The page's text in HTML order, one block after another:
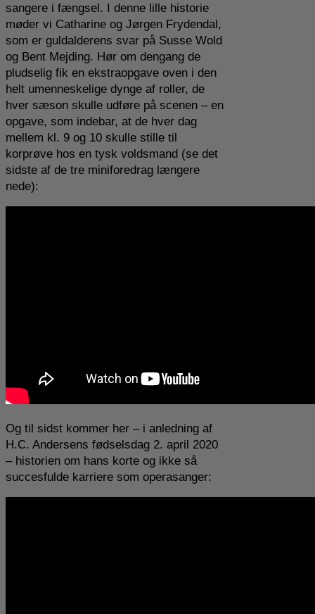
sangere i fængsel. I denne lille historie
møder vi Catharine og Jørgen Frydendal,
som er guldalderens svar på Susse Wold
og Bent Mejding. Hør om dengang de
pludselig fik en ekstraopgave oven i den
helt umenneskelige dynge af roller, de
hver sæson skulle udføre på scenen – en
opgave, som indebar, at de hver dag
mellem kl. 9 og 10 skulle stille til
korprøve hos en tysk voldsmand (se det
sidste af de tre miniforedrag længere
nede):
Og til sidst kommer her – i anledning af
H.C. Andersens fødselsdag 2. april 2020
– historien om hans korte og ikke så
succesfulde karriere som operasanger: